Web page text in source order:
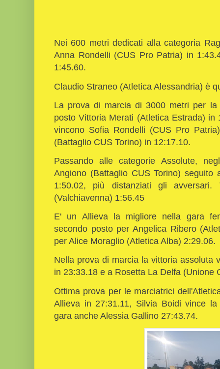
Nei 600 metri dedicati alla categoria
Anna Rondelli (CUS Pro Patria) in
1:45.60.
Claudio Straneo (Atletica Alessandria) è
La prova di marcia di 3000 metri per
posto Vittoria Merati (Atletica Estrada)
vincono Sofia Rondelli (CUS Pro
(Battaglio CUS Torino) in 12:17.10.
Passando alle categorie Assolute,
Angiono (Battaglio CUS Torino) seguito
1:50.02, più distanziati gli
(Valchiavenna) 1:56.45
E' un Allieva la migliore nella gara
secondo posto per Angelica Ribero
per Alice Moraglio (Atletica Alba) 2:29.06.
Nella prova di marcia la vittoria assoluta
in 23:33.18 e a Rosetta La Delfa
Ottima prova per le marciatrici
Allieva in 27:31.11, Silvia Boidi vince
gara anche Alessia Gallino 27:43.74.